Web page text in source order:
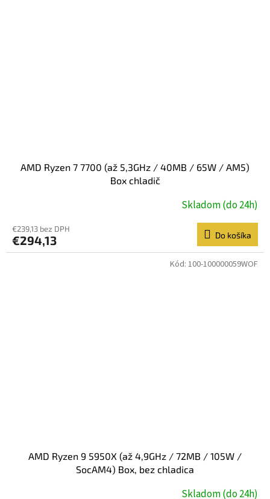
AMD Ryzen 7 7700 (až 5,3GHz / 40MB / 65W / AM5)
Box chladič
Skladom (do 24h)
€239,13 bez DPH
€294,13 Do košíka
AMD Ryzen 9 5950X (až 4,9GHz / 72MB / 105W /
SocAM4) Box, bez chladica
Skladom (do 24h)
Kód: 100-100000059WOF